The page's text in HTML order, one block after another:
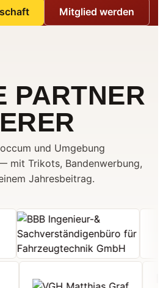
Mitglied werden
PARTNER
und Umgebung
mit Trikots, Bandenwerbung,
Jahresbeitrag.